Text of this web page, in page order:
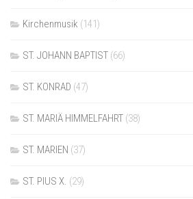
Kirchenmusik (141)
ST. JOHANN BAPTIST (66)
ST. KONRAD (47)
ST. MARIÄ HIMMELFAHRT (38)
ST. MARIEN (37)
ST. PIUS X. (29)